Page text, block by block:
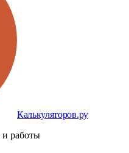
Калькуляторов.ру
и работы